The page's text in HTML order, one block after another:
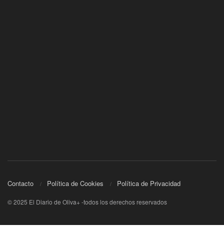
Contacto Política de Cookies Política de Privacidad
© 2025 El Diario de Oliva+ -todos los derechos reservados